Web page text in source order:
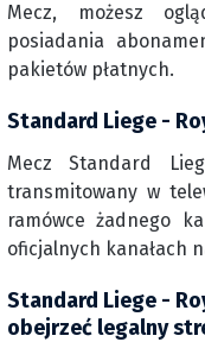
Mecz, możesz
posiadania
pakietów płatnych.
Standard Liege -
Mecz Standard
transmitowany w
ramówce żadnego
oficjalnych kanałach
Standard Liege -
obejrzeć legalny